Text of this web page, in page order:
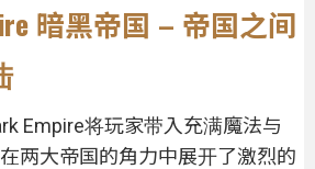
暗黑帝国 – 帝国之间
Empire将玩家带入充满魔法与
两大帝国的角力中展开了激烈的